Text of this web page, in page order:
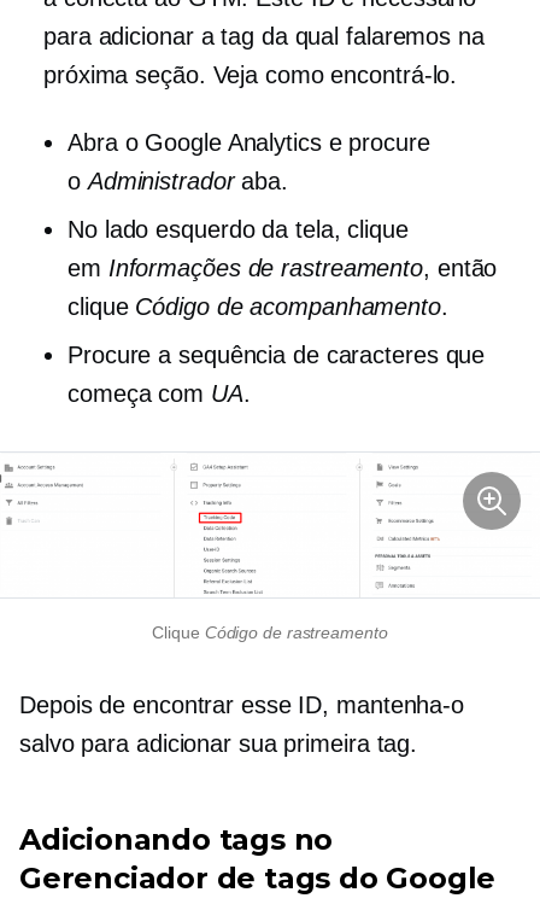
para adicionar a tag da qual falaremos na
próxima seção. Veja como encontrá-lo.
Abra o Google Analytics e procure
oAdministradoraba.
No lado esquerdo da tela, clique
em Informações de rastreamento, então
clique Código de acompanhamento.
Procure a sequência de caracteres que
começa com UA.
Clique Código de rastreamento
Depois de encontrar esse ID, mantenha-o
salvo para adicionar sua primeira tag.
Adicionando tags no
Gerenciador de tags do Google